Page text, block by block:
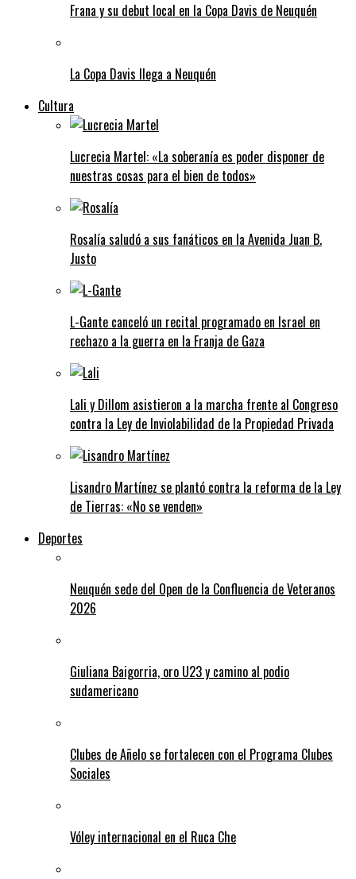
Frana y su debut local en la Copa Davis de Neuquén
La Copa Davis llega a Neuquén
Cultura
Lucrecia Martel: «La soberanía es poder disponer de
nuestras cosas para el bien de todos»
Rosalía saludó a sus fanáticos en la Avenida Juan B.
Justo
L-Gante canceló un recital programado en Israel en
rechazo a la guerra en la Franja de Gaza
Lali y Dillom asistieron a la marcha frente al Congreso
contra la Ley de Inviolabilidad de la Propiedad Privada
Lisandro Martínez se plantó contra la reforma de la Ley
de Tierras: «No se venden»
Deportes
Neuquén sede del Open de la Confluencia de Veteranos
2026
Giuliana Baigorria, oro U23 y camino al podio
sudamericano
Clubes de Añelo se fortalecen con el Programa Clubes
Sociales
Vóley internacional en el Ruca Che